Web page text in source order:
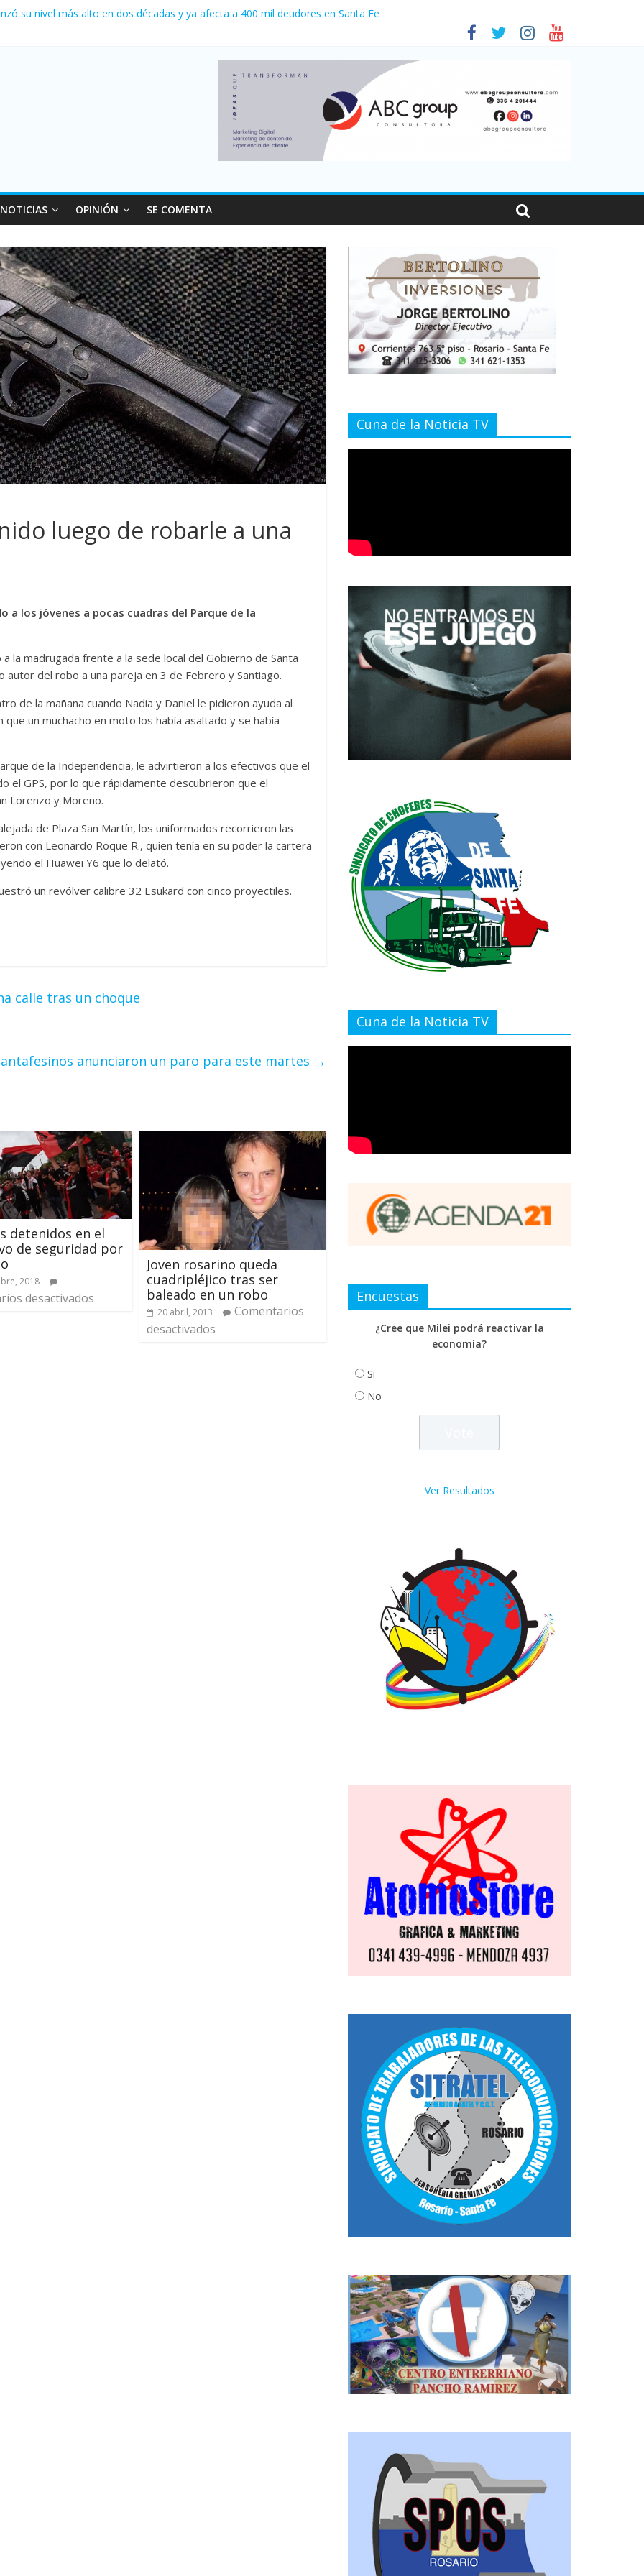
al River de Coudet en el Monumental
con más movimiento y consumo turístico: 4,6 millones de personas viajaron por el país, un 5,9% más que en 2025
venta de autos usados en julio: bajó un 12,6% interanual
OPINIÓN SE COMENTA
luego de robarle a una
a los jóvenes a pocas cuadras del Parque de la
la madrugada frente a la sede local del Gobierno de Santa
del robo a una pareja en 3 de Febrero y Santiago.
de la mañana cuando Nadia y Daniel le pidieron ayuda al
un muchacho en moto los había asaltado y se había
de la Independencia, le advirtieron a los efectivos que el
el GPS, por lo que rápidamente descubrieron que el
Lorenzo y Moreno.
de Plaza San Martín, los uniformados recorrieron las
con Leonardo Roque R., quien tenía en su poder la cartera
el Huawei Y6 que lo delató.
un revólver calibre 32 Esukard con cinco proyectiles.
calle tras un choque
anunciaron un paro para este martes →
detenidos en el
de seguridad por
2018
desactivados
Joven rosarino queda
cuadripléjico tras ser
baleado en un robo
20 abril, 2013
Comentarios
desactivados
Cuna de la Noticia TV
Cuna de la Noticia TV
Encuestas
¿Cree que Milei podrá reactivar la
economía?
Si
No
Ver Resultados